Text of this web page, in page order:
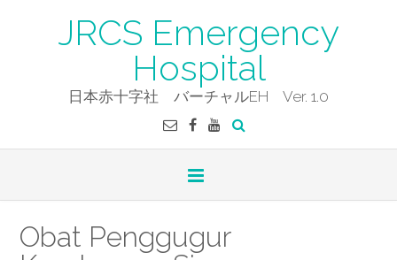
JRCS Emergency
Hospital
日本赤十字社 バーチャルEH Ver. 1.0
Obat Penggugur